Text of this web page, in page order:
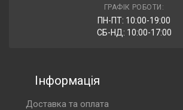
ГРАФІК РОБОТИ:
ПН-ПТ: 10:00-19:00
СБ-НД: 10:00-17:00
Інформація
Доставка та оплата